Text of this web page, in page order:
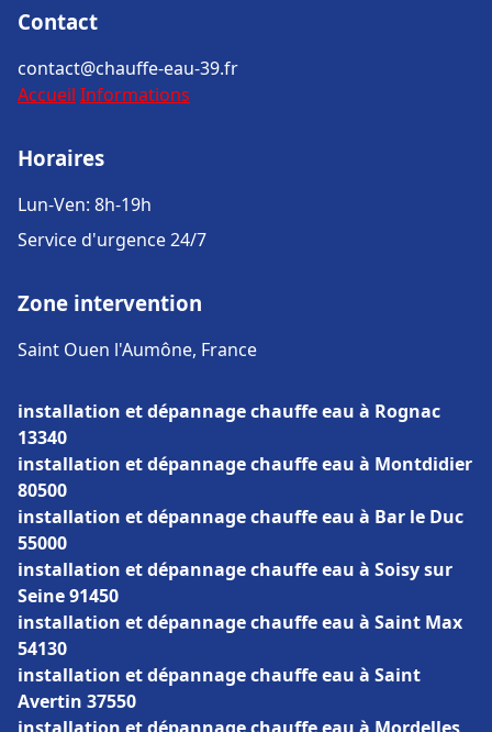
Contact
contact@chauffe-eau-39.fr
Accueil Informations
Horaires
Lun-Ven: 8h-19h
Service d'urgence 24/7
Zone intervention
Saint Ouen l'Aumône, France
installation et dépannage chauffe eau à Rognac
13340
installation et dépannage chauffe eau à Montdidier
80500
installation et dépannage chauffe eau à Bar le Duc
55000
installation et dépannage chauffe eau à Soisy sur
Seine 91450
installation et dépannage chauffe eau à Saint Max
54130
installation et dépannage chauffe eau à Saint
Avertin 37550